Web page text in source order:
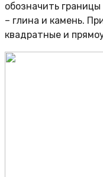
обозначить
– глина и камень.
квадратные и